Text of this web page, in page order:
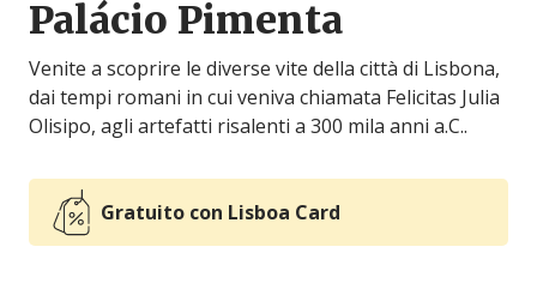
Palácio Pimenta
Venite a scoprire le diverse vite della città di Lisbona,
dai tempi romani in cui veniva chiamata Felicitas Julia
Olisipo, agli artefatti risalenti a 300 mila anni a.C..
Gratuito con Lisboa Card